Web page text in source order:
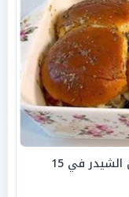
طريقة عمل سلايدر اللحم المفروم بالجبن الشيدر في 15